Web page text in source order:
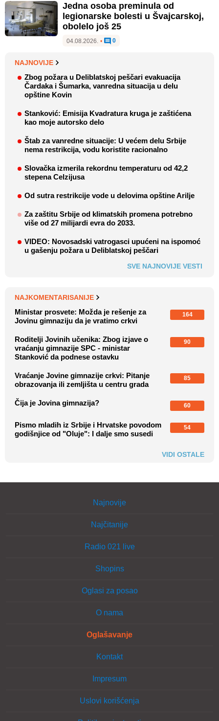
Jedna osoba preminula od
legionarske bolesti u Švajcarskoj,
obolelo još 25
04.08.2026. • 0
NAJNOVIJE
Zbog požara u Deliblatskoj peščari evakuacija
Čardaka i Šumarka, vanredna situacija u delu
opštine Kovin
Stanković: Emisija Kvadratura kruga je zaštićena
kao moje autorsko delo
Štab za vanredne situacije: U većem delu Srbije
nema restrikcija, vodu koristite racionalno
Slovačka izmerila rekordnu temperaturu od 42,2
stepena Celzijusa
Od sutra restrikcije vode u delovima opštine Arilje
Za zaštitu Srbije od klimatskih promena potrebno
više od 27 milijardi evra do 2033.
VIDEO: Novosadski vatrogasci upućeni na ispomoć
u gašenju požara u Deliblatskoj peščari
SVE NAJNOVIJE VESTI
NAJKOMENTARISANIJE
Ministar prosvete: Možda je rešenje za
Jovinu gimnaziju da je vratimo crkvi
164
Roditelji Jovinih učenika: Zbog izjave o
vraćanju gimnazije SPC - ministar
Stanković da podnese ostavku
90
Vraćanje Jovine gimnazije crkvi: Pitanje
obrazovanja ili zemljišta u centru grada
85
Čija je Jovina gimnazija? 60
Pismo mladih iz Srbije i Hrvatske povodom
godišnjice od "Oluje": I dalje smo susedi
54
VIDI OSTALE
Najnovije
Najčitanije
Radio 021 live
Shopins
Oglasi za posao
O nama
Oglašavanje
Kontakt
Impresum
Uslovi korišćenja